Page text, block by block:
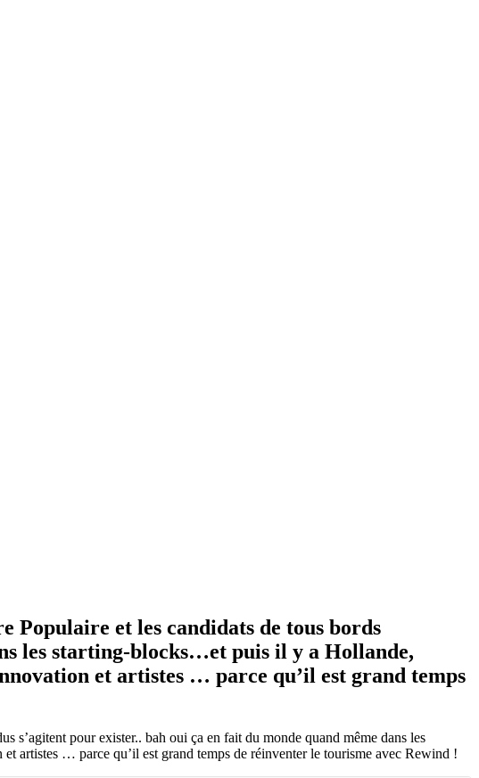
Populaire et les candidats de tous bords
les starting-blocks…et puis il y a Hollande,
et artistes … parce qu’il est grand temps
s’agitent pour exister.. bah oui ça en fait du monde quand même dans les
artistes … parce qu’il est grand temps de réinventer le tourisme avec Rewind !